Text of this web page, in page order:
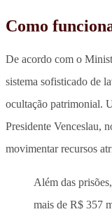
Como
De acordo com o
sistema sofisticado de
ocultação patrimonial.
Presidente Venceslau,
movimentar recursos
Além das
mais de R$ 357